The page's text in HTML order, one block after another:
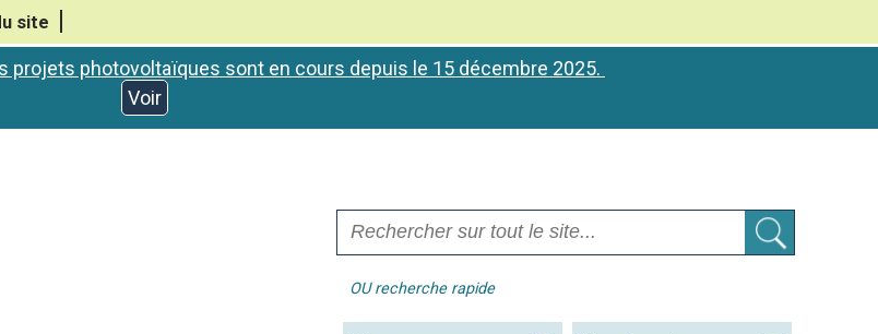
site
projets photovoltaïques sont en cours depuis le 15 décembre 2025.
Voir
OU recherche rapide